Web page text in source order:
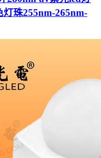
珠255nm-265nm-